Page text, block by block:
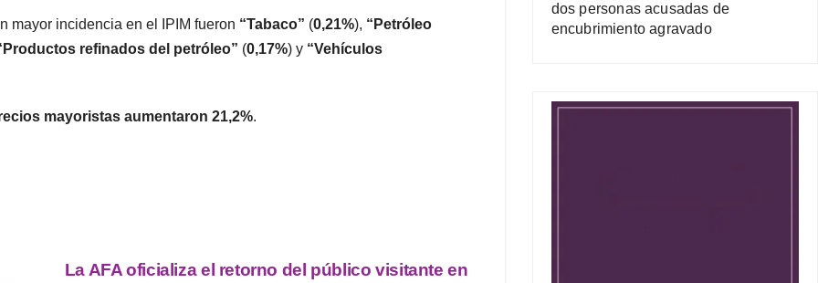
mayor incidencia en el IPIM fueron “Tabaco” (0,21%), “Petróleo
refinados del petróleo” (0,17%) y “Vehículos
mayoristas aumentaron 21,2%.
La AFA oficializa el retorno del público visitante en
dos personas acusadas de
encubrimiento agravado